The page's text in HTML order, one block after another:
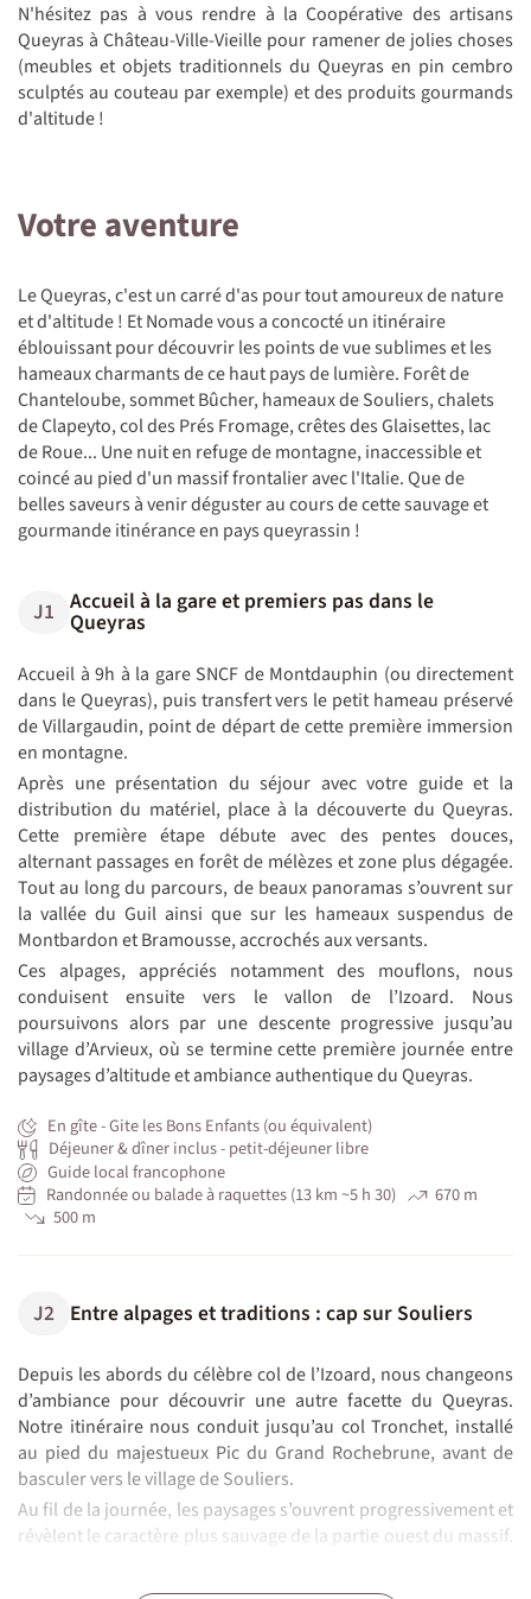
N'hésitez pas à vous rendre à la Coopérative des artisans
Queyras à Château-Ville-Vieille pour ramener de jolies choses
(meubles et objets traditionnels du Queyras en pin cembro
sculptés au couteau par exemple) et des produits gourmands
d'altitude !
Votre aventure
Le Queyras, c'est un carré d'as pour tout amoureux de nature
et d'altitude ! Et Nomade vous a concocté un itinéraire
éblouissant pour découvrir les points de vue sublimes et les
hameaux charmants de ce haut pays de lumière. Forêt de
Chanteloube, sommet Bûcher, hameaux de Souliers, chalets
de Clapeyto, col des Prés Fromage, crêtes des Glaisettes, lac
de Roue... Une nuit en refuge de montagne, inaccessible et
coincé au pied d'un massif frontalier avec l'Italie. Que de
belles saveurs à venir déguster au cours de cette sauvage et
gourmande itinérance en pays queyrassin !
J1 Accueil à la gare et premiers pas dans le
Queyras
Accueil à 9h à la gare SNCF de Montdauphin (ou directement
dans le Queyras), puis transfert vers le petit hameau préservé
de Villargaudin, point de départ de cette première immersion
en montagne.
Après une présentation du séjour avec votre guide et la
distribution du matériel, place à la découverte du Queyras.
Cette première étape débute avec des pentes douces,
alternant passages en forêt de mélèzes et zone plus dégagée.
Tout au long du parcours, de beaux panoramas s’ouvrent sur
la vallée du Guil ainsi que sur les hameaux suspendus de
Montbardon et Bramousse, accrochés aux versants.
Ces alpages, appréciés notamment des mouflons, nous
conduisent ensuite vers le vallon de l’Izoard. Nous
poursuivons alors par une descente progressive jusqu’au
village d’Arvieux, où se termine cette première journée entre
paysages d’altitude et ambiance authentique du Queyras.
En gîte - Gite les Bons Enfants (ou équivalent)
Déjeuner & dîner inclus - petit-déjeuner libre
Guide local francophone
Randonnée ou balade à raquettes (13 km ~5 h 30)
670 m
500 m
J2 Entre alpages et traditions : cap sur Souliers
Depuis les abords du célèbre col de l’Izoard, nous changeons
d’ambiance pour découvrir une autre facette du Queyras.
Notre itinéraire nous conduit jusqu’au col Tronchet, installé
au pied du majestueux Pic du Grand Rochebrune, avant de
basculer vers le village de Souliers.
Au fil de la journée, les paysages s’ouvrent progressivement et
révèlent le caractère plus sauvage de la partie ouest du massif.
profitons de magnifiques panoramas sur la Font Sancte, qui